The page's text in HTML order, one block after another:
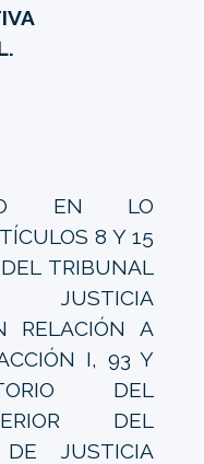
EN LO
8 Y 15
TRIBUNAL
RELACIÓN A
I, 93 Y
DEL
DEL
JUSTICIA